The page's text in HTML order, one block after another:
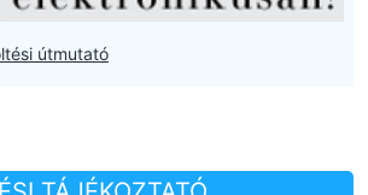
útmutató